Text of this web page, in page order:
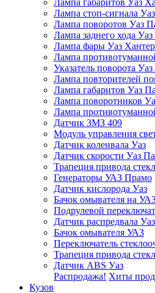
Лампа стоп-сигнала
Лампа поворотов Уаз
Лампа заднего хода
Лампа фары Уаз Хантер
Лампа
Указатель поворота
Лампа повторителей
Лампа габаритов Уаз
Лампа поворотников
Лампа
Датчик ЗМЗ 409
Модуль управления
Датчик коленвала Уаз
Датчик скорости Уаз
Трапеция привода
Генераторы УАЗ Прамо
Датчик кислорода Уаз
Бачок омывателя на
Подрулевой
Датчик распредвала Уаз
Бачок омывателя УАЗ
Переключатель
Трапеция привода
Датчик ABS Уаз
Распродажа! Хиты
Кузов